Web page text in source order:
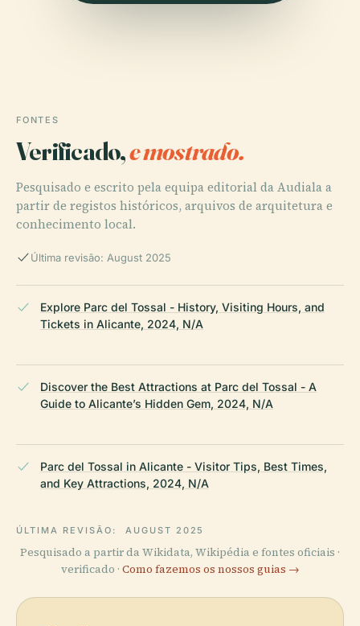
FONTES
Verificado,e mostrado.
Pesquisado e escrito pela equipa editorial da Audiala a
partir de registos históricos, arquivos de arquitetura e
conhecimento local.
Última revisão: August 2025
Explore Parc del Tossal - History, Visiting Hours, and
Tickets in Alicante, 2024, N/A
Discover the Best Attractions at Parc del Tossal - A
Guide to Alicante’s Hidden Gem, 2024, N/A
Parc del Tossal in Alicante - Visitor Tips, Best Times,
and Key Attractions, 2024, N/A
ÚLTIMA REVISÃO: AUGUST 2025
Pesquisado a partir da Wikidata, Wikipédia e fontes oficiais ·
verificado · Como fazemos os nossos guias →